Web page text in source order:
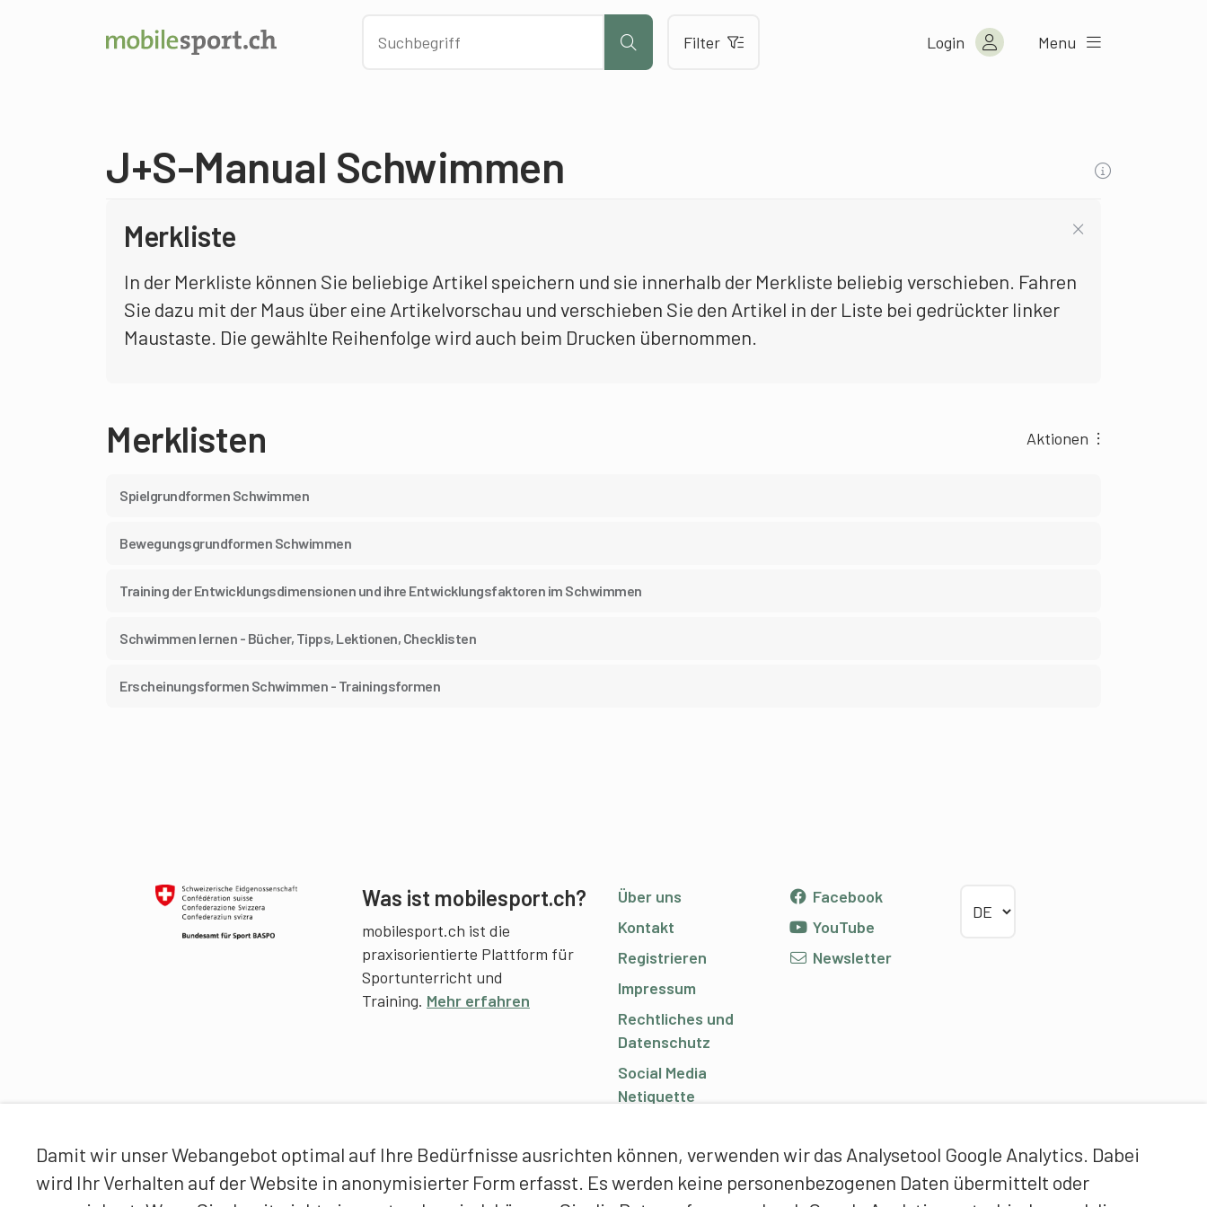
Damit wir unser Webangebot optimal auf Ihre Bedürfnisse ausrichten können, verwenden wir das Analysetool Google Analytics. Dabei
wird Ihr Verhalten auf der Website in anonymisierter Form erfasst. Es werden keine personenbezogenen Daten übermittelt oder
Filter Login Menu
J+S-Manual Schwimmen
Merkliste
In der Merkliste können Sie beliebige Artikel speichern und sie innerhalb der Merkliste beliebig verschieben. Fahren
Sie dazu mit der Maus über eine Artikelvorschau und verschieben Sie den Artikel in der Liste bei gedrückter linker
Maustaste. Die gewählte Reihenfolge wird auch beim Drucken übernommen.
Merklisten Aktionen
Spielgrundformen Schwimmen
Bewegungsgrundformen Schwimmen
Training der Entwicklungsdimensionen und ihre Entwicklungsfaktoren im Schwimmen
Schwimmen lernen - Bücher, Tipps, Lektionen, Checklisten
Erscheinungsformen Schwimmen - Trainingsformen
Was ist mobilesport.ch?
mobilesport.ch ist die
praxisorientierte Plattform für
Sportunterricht und
Training. Mehr erfahren
Über uns
Kontakt
Registrieren
Impressum
Rechtliches und
Datenschutz
Social Media
Netiquette
Facebook
YouTube
Newsletter
Partner Contentpartner